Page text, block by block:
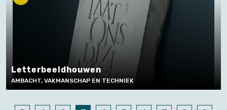
Letterbeeldhouwen
AMBACHT, VAKMANSCHAP EN TECHNIEK